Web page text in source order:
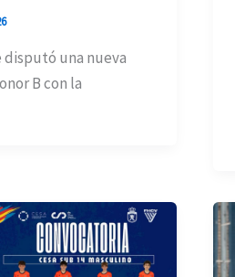
disputó una nueva
B con la